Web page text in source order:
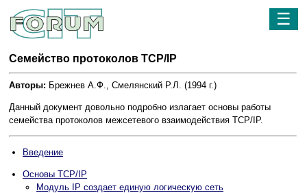
☰
Семейство протоколов TCP/IP
Авторы: Брежнев А.Ф., Смелянский Р.Л. (1994 г.)
Данный документ довольно подробно излагает основы работы
семейства протоколов межсетевого взаимодействия TCP/IP.
Введение
Основы TCP/IP
Модуль IP создает единую логическую сеть